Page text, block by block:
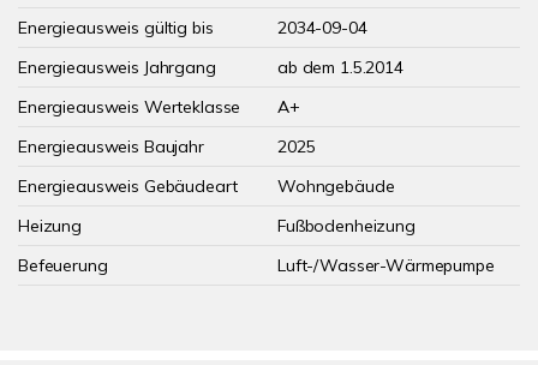
Energieausweis gültig bis
2034-09-04
Energieausweis Jahrgang
ab dem 1.5.2014
Energieausweis Werteklasse
A+
Energieausweis Baujahr
2025
Energieausweis Gebäudeart
Wohngebäude
Heizung
Fußbodenheizung
Befeuerung
Luft-/Wasser-Wärmepumpe